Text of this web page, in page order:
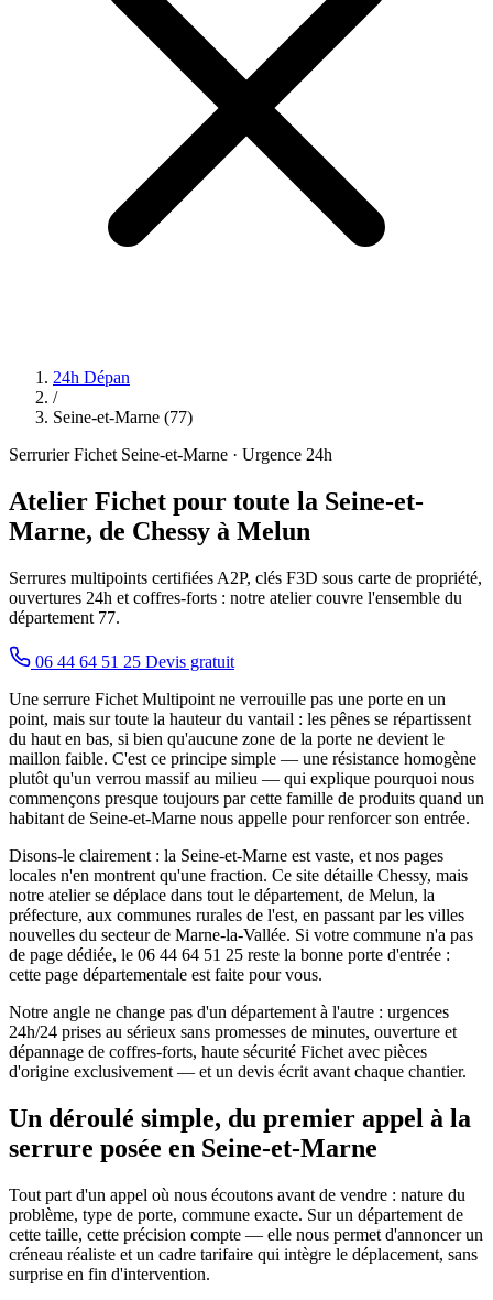
24h Dépan
/
Seine-et-Marne (77)
Serrurier Fichet Seine-et-Marne · Urgence 24h
Atelier Fichet pour toute la Seine-et-
Marne, de Chessy à Melun
Serrures multipoints certifiées A2P, clés F3D sous carte de propriété,
ouvertures 24h et coffres-forts : notre atelier couvre l'ensemble du
département 77.
06 44 64 51 25 Devis gratuit
Une serrure Fichet Multipoint ne verrouille pas une porte en un
point, mais sur toute la hauteur du vantail : les pênes se répartissent
du haut en bas, si bien qu'aucune zone de la porte ne devient le
maillon faible. C'est ce principe simple — une résistance homogène
plutôt qu'un verrou massif au milieu — qui explique pourquoi nous
commençons presque toujours par cette famille de produits quand un
habitant de Seine-et-Marne nous appelle pour renforcer son entrée.
Disons-le clairement : la Seine-et-Marne est vaste, et nos pages
locales n'en montrent qu'une fraction. Ce site détaille Chessy, mais
notre atelier se déplace dans tout le département, de Melun, la
préfecture, aux communes rurales de l'est, en passant par les villes
nouvelles du secteur de Marne-la-Vallée. Si votre commune n'a pas
de page dédiée, le 06 44 64 51 25 reste la bonne porte d'entrée :
cette page départementale est faite pour vous.
Notre angle ne change pas d'un département à l'autre : urgences
24h/24 prises au sérieux sans promesses de minutes, ouverture et
dépannage de coffres-forts, haute sécurité Fichet avec pièces
d'origine exclusivement — et un devis écrit avant chaque chantier.
Un déroulé simple, du premier appel à la
serrure posée en Seine-et-Marne
Tout part d'un appel où nous écoutons avant de vendre : nature du
problème, type de porte, commune exacte. Sur un département de
cette taille, cette précision compte — elle nous permet d'annoncer un
créneau réaliste et un cadre tarifaire qui intègre le déplacement, sans
surprise en fin d'intervention.